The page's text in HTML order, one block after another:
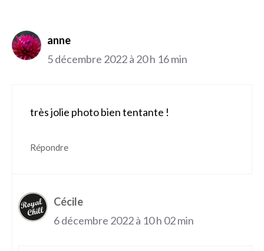
anne
5 décembre 2022 à 20 h 16 min
très jolie photo bien tentante !
Répondre
Cécile
6 décembre 2022 à 10 h 02 min